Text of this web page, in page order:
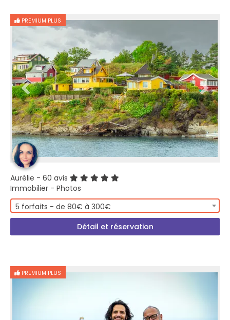
PREMIUM PLUS
Aurélie - 60 avis
Immobilier - Photos
5 forfaits - de 80€ à 300€
Détail et réservation
PREMIUM PLUS